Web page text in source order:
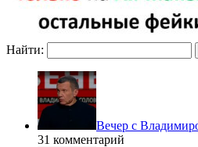
Найти:
Вечер с
31 комментарий